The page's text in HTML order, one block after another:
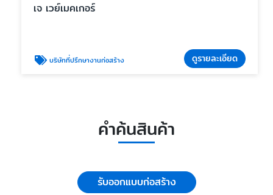
เจ เวย์เมคเกอร์
บริษัทที่ปรึกษางานก่อสร้าง ดูรายละเอียด
คำค้นสินค้า
รับออกแบบก่อสร้าง